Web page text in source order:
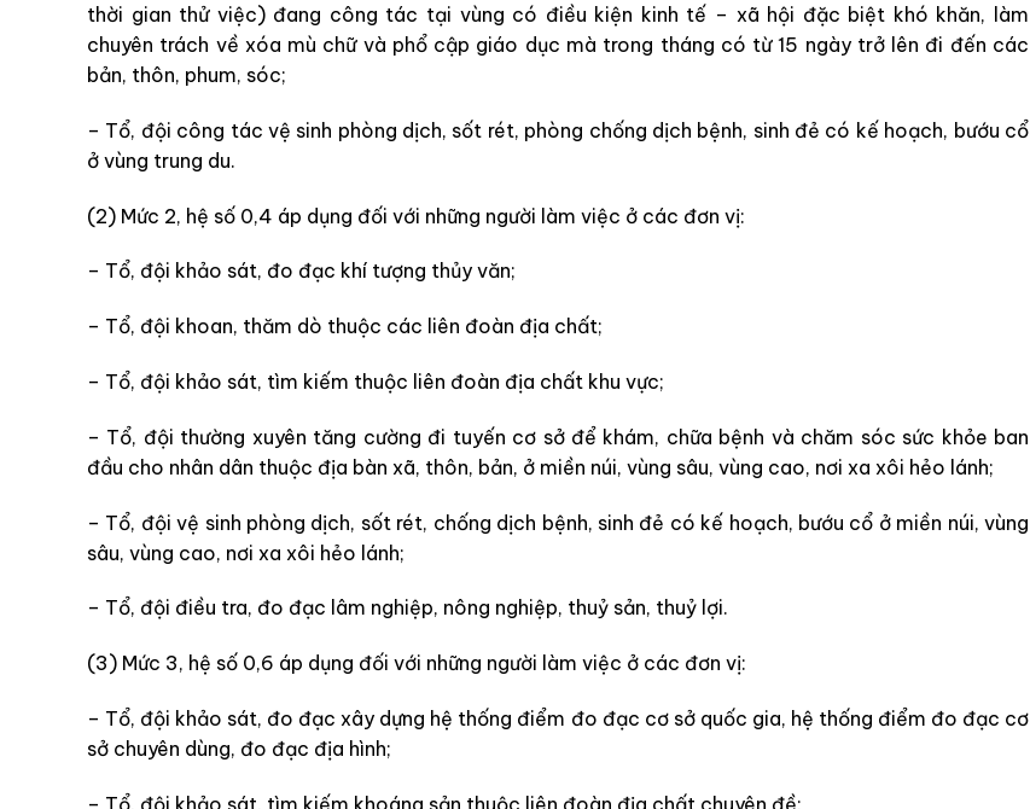
thời gian thử việc) đang công tác tại vùng có điều kiện kinh tế – xã hội đặc biệt khó khăn, làm
chuyên trách về xóa mù chữ và phổ cập giáo dục mà trong tháng có từ 15 ngày trở lên đi đến các
bản, thôn, phum, sóc;
– Tổ, đội công tác vệ sinh phòng dịch, sốt rét, phòng chống dịch bệnh, sinh đẻ có kế hoạch, bướu cổ
ở vùng trung du.
(2) Mức 2, hệ số 0,4 áp dụng đối với những người làm việc ở các đơn vị:
– Tổ, đội khảo sát, đo đạc khí tượng thủy văn;
– Tổ, đội khoan, thăm dò thuộc các liên đoàn địa chất;
– Tổ, đội khảo sát, tìm kiếm thuộc liên đoàn địa chất khu vực;
– Tổ, đội thường xuyên tăng cường đi tuyến cơ sở để khám, chữa bệnh và chăm sóc sức khỏe ban
đầu cho nhân dân thuộc địa bàn xã, thôn, bản, ở miền núi, vùng sâu, vùng cao, nơi xa xôi hẻo lánh;
– Tổ, đội vệ sinh phòng dịch, sốt rét, chống dịch bệnh, sinh đẻ có kế hoạch, bướu cổ ở miền núi, vùng
sâu, vùng cao, nơi xa xôi hẻo lánh;
– Tổ, đội điều tra, đo đạc lâm nghiệp, nông nghiệp, thuỷ sản, thuỷ lợi.
(3) Mức 3, hệ số 0,6 áp dụng đối với những người làm việc ở các đơn vị:
– Tổ, đội khảo sát, đo đạc xây dựng hệ thống điểm đo đạc cơ sở quốc gia, hệ thống điểm đo đạc cơ
sở chuyên dùng, đo đạc địa hình;
– Tổ, đội khảo sát, tìm kiếm khoáng sản thuộc liên đoàn địa chất chuyên đề;